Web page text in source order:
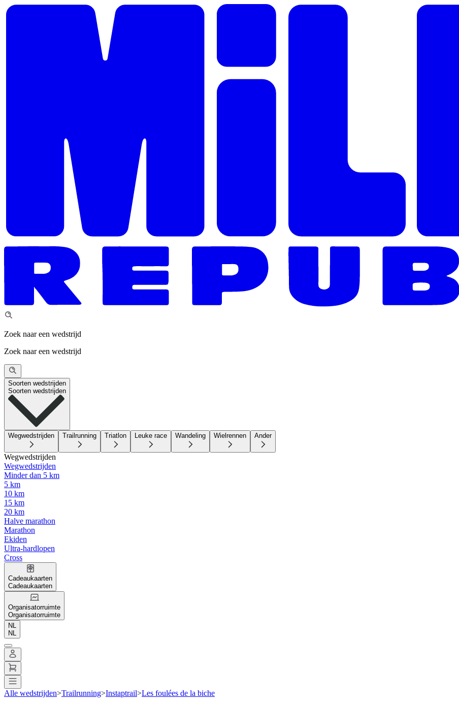
Zoek naar een wedstrijd
Zoek naar een wedstrijd
Soorten wedstrijden
Soorten wedstrijden
Wegwedstrijden Trailrunning Triatlon Leuke race Wandeling Wielrennen Ander
Wegwedstrijden
Wegwedstrijden
Minder dan 5 km
5 km
10 km
15 km
20 km
Halve marathon
Marathon
Ekiden
Ultra-hardlopen
Cross
Cadeaukaarten
Cadeaukaarten
Organisatorruimte
Organisatorruimte
NL
NL
Alle wedstrijden>Trailrunning>Instaptrail>Les foulées de la biche